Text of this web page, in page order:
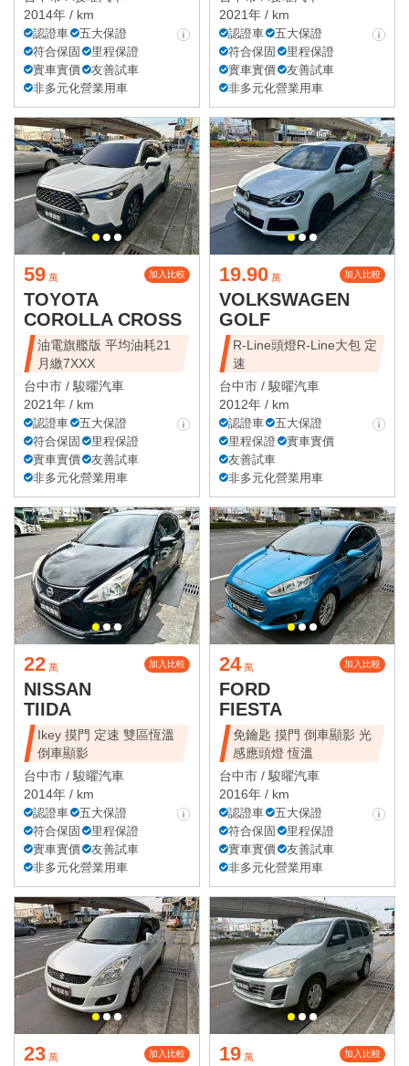
2014年 / km
認證車
五大保證
符合保固
里程保證
實車實價
友善試車
非多元化營業用車
2021年 / km
認證車
五大保證
符合保固
里程保證
實車實價
友善試車
非多元化營業用車
59 萬 加入比較
TOYOTA
COROLLA CROSS
油電旗艦版 平均油耗21
月繳7XXX
台中市 / 駿曜汽車
2021年 / km
認證車
五大保證
符合保固
里程保證
實車實價
友善試車
非多元化營業用車
19.90 萬 加入比較
VOLKSWAGEN
GOLF
R-Line頭燈R-Line大包 定
速
台中市 / 駿曜汽車
2012年 / km
認證車
五大保證
里程保證
實車實價
友善試車
非多元化營業用車
22 萬 加入比較
NISSAN
TIIDA
Ikey 摸門 定速 雙區恆溫
倒車顯影
台中市 / 駿曜汽車
2014年 / km
認證車
五大保證
符合保固
里程保證
實車實價
友善試車
非多元化營業用車
24 萬 加入比較
FORD
FIESTA
免鑰匙 摸門 倒車顯影 光
感應頭燈 恆溫
台中市 / 駿曜汽車
2016年 / km
認證車
五大保證
符合保固
里程保證
實車實價
友善試車
非多元化營業用車
23 萬 加入比較 19 萬 加入比較